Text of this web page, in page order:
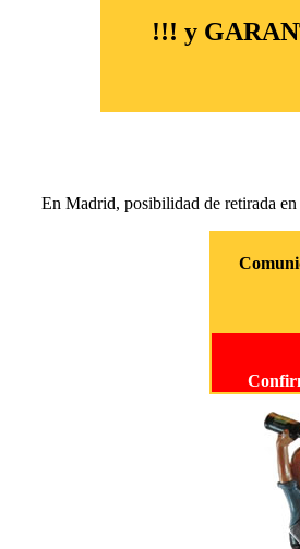
!!! y
En Madrid, posibilidad de retirada